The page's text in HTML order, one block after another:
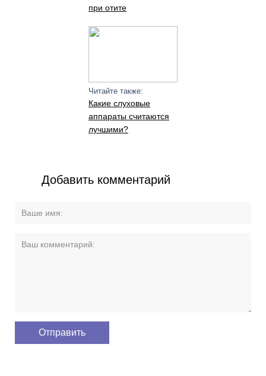
при отите
Читайте также:
Какие слуховые
аппараты считаются
лучшими?
Добавить комментарий